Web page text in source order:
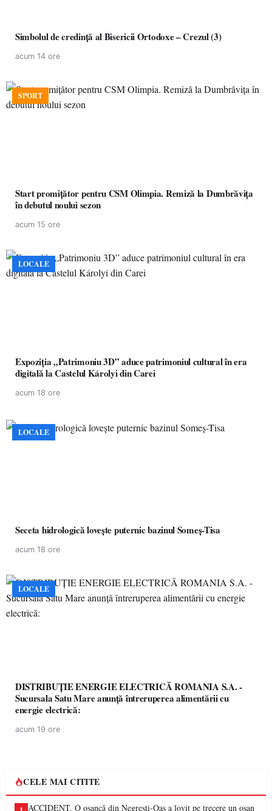
Simbolul de credinţă al Bisericii Ortodoxe – Crezul (3)
acum 14 ore
SPORT
Start promițător pentru CSM Olimpia. Remiză la Dumbrăvița
în debutul noului sezon
acum 15 ore
LOCALE
Expoziția „Patrimoniu 3D” aduce patrimoniul cultural în era
digitală la Castelul Károlyi din Carei
acum 18 ore
LOCALE
Seceta hidrologică lovește puternic bazinul Someș-Tisa
acum 18 ore
LOCALE
DISTRIBUȚIE ENERGIE ELECTRICĂ ROMANIA S.A. -
Sucursala Satu Mare anunţă întreruperea alimentării cu
energie electrică:
acum 19 ore
CELE MAI CITITE
ACCIDENT. O oșancă din Negrești-Oaș a lovit pe trecere un oșan